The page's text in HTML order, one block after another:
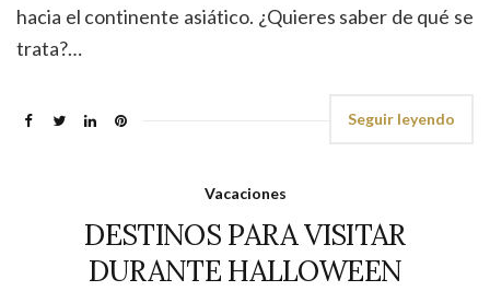
hacia el continente asiático. ¿Quieres saber de qué se
trata?…
Seguir leyendo
Vacaciones
DESTINOS PARA VISITAR
DURANTE HALLOWEEN